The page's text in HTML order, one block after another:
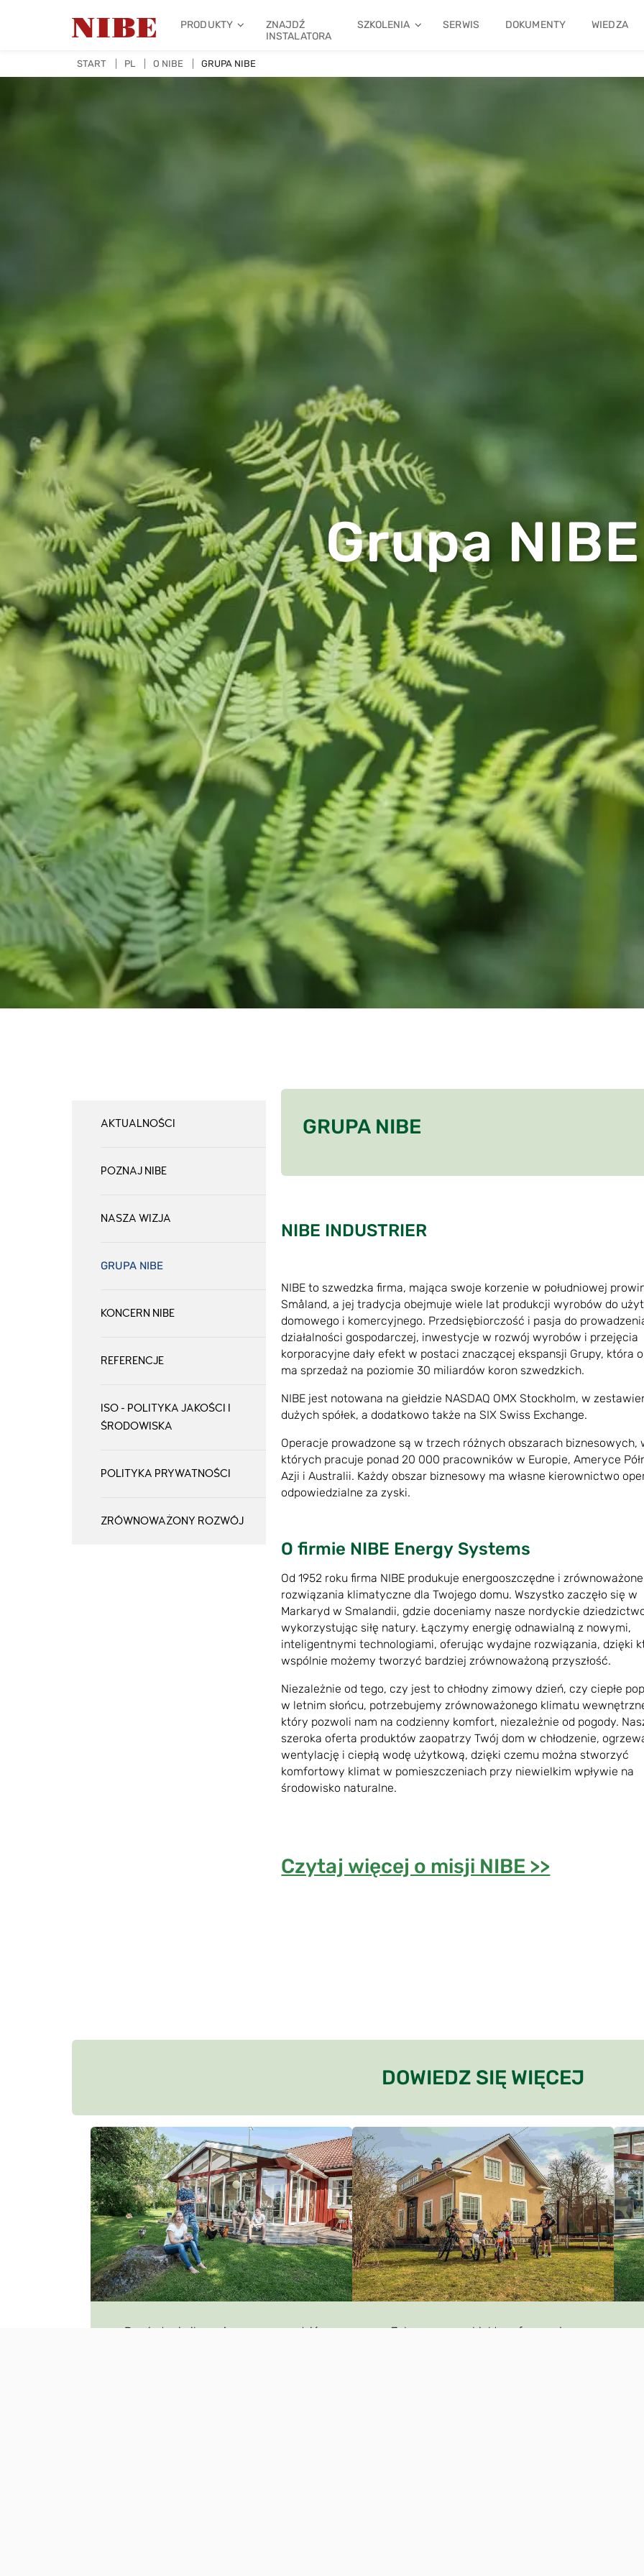
PRODUKTY
ZNAJDŹ
INSTALATORA
SZKOLENIA SERWIS DOKUMENTY WIEDZA
START PL O NIBE GRUPA NIBE
Grupa NIBE
AKTUALNOŚCI
POZNAJ NIBE
NASZA WIZJA
GRUPA NIBE
KONCERN NIBE
REFERENCJE
ISO - POLITYKA JAKOŚCI I
ŚRODOWISKA
POLITYKA PRYWATNOŚCI
ZRÓWNOWAŻONY ROZWÓJ
GRUPA NIBE
NIBE INDUSTRIER
NIBE to szwedzka firma, mająca swoje korzenie w południowej
Småland, a jej tradycja obejmuje wiele lat produkcji wyrobów do
domowego i komercyjnego. Przedsiębiorczość i pasja do
działalności gospodarczej, inwestycje w rozwój wyrobów i przejęcia
korporacyjne dały efekt w postaci znaczącej ekspansji Grupy, która
ma sprzedaż na poziomie 30 miliardów koron szwedzkich.
NIBE jest notowana na giełdzie NASDAQ OMX Stockholm, w
dużych spółek, a dodatkowo także na SIX Swiss Exchange.
Operacje prowadzone są w trzech różnych obszarach biznesowych,
których pracuje ponad 20 000 pracowników w Europie, Ameryce
Azji i Australii. Każdy obszar biznesowy ma własne kierownictwo
odpowiedzialne za zyski.
O firmie NIBE Energy Systems
Od 1952 roku firma NIBE produkuje energooszczędne i zrównoważone
rozwiązania klimatyczne dla Twojego domu. Wszystko zaczęło się w
Markaryd w Smalandii, gdzie doceniamy nasze nordyckie
wykorzystując siłę natury. Łączymy energię odnawialną z nowymi,
inteligentnymi technologiami, oferując wydajne rozwiązania, dzięki
wspólnie możemy tworzyć bardziej zrównoważoną przyszłość.
Niezależnie od tego, czy jest to chłodny zimowy dzień, czy ciepłe
w letnim słońcu, potrzebujemy zrównoważonego klimatu
który pozwoli nam na codzienny komfort, niezależnie od pogody.
szeroka oferta produktów zaopatrzy Twój dom w chłodzenie,
wentylację i ciepłą wodę użytkową, dzięki czemu można stworzyć
komfortowy klimat w pomieszczeniach przy niewielkim wpływie na
środowisko naturalne.
Czytaj więcej o misji NIBE >>
DOWIEDZ SIĘ WIĘCEJ
Dowiedz się ile możesz zaoszczędzić
Zobacz nasze obiekty referencyjne